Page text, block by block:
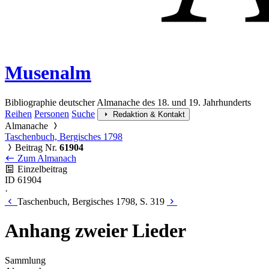
Musenalm
Bibliographie deutscher Almanache des 18. und 19. Jahrhunderts
Reihen Personen Suche Redaktion & Kontakt
Almanache
Taschenbuch, Bergisches 1798
Beitrag Nr. 61904
Zum Almanach
Einzelbeitrag
ID 61904
·
Taschenbuch, Bergisches 1798, S. 319
Anhang zweier Lieder
Sammlung